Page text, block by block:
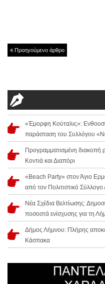
Προηγούμενο άρθρο
«Έμορφη Κούταλις»:
παράσταση του Συλλόγου
Προγραμματισμένη διακοπή
Κοντιά και Διαπόρι
«Beach Party» στον Άγιο
από τον Πολιτιστικό Σύλλογο
Νέα Σχέδια Βελτίωσης:
ποσοστά ενίσχυσης για τη
Δήμος Λήμνου: Πλήρης
Κάσπακα